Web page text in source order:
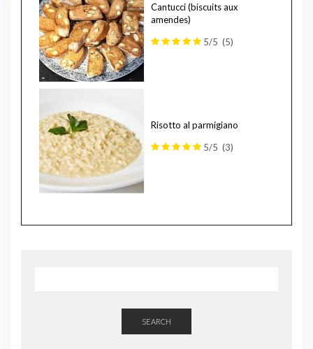
Cantucci (biscuits aux
amendes)
5/5 (5)
Risotto al parmigiano
5/5 (3)
SEARCH